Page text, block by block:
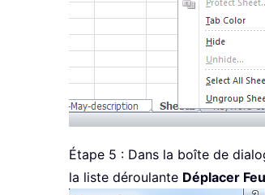
Étape 5 : Dans la boîte de
la liste déroulante Déplacer